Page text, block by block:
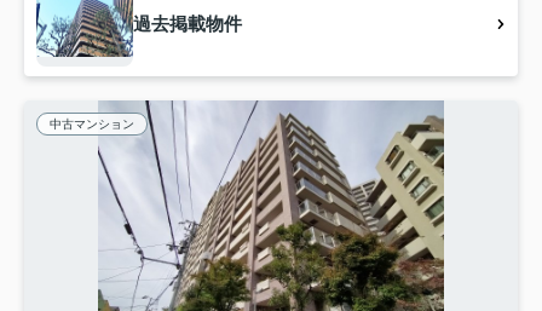
過去掲載物件
中古マンション